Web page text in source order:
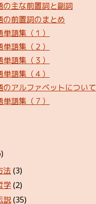
の主な前置詞と副詞
の前置詞のまとめ
語集（１）
語集（２）
語集（３）
語集（４）
のアルファベットについて
語集（７）
法 (3)
学(2)
説(35)